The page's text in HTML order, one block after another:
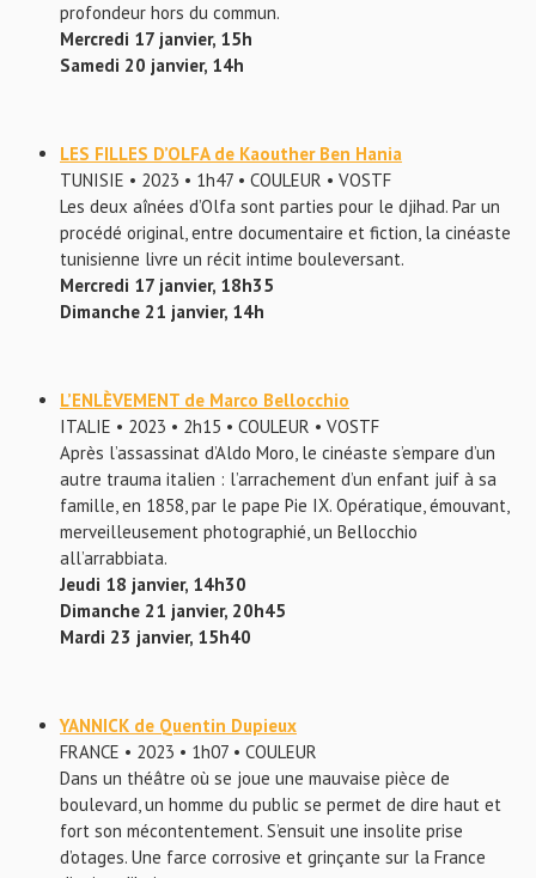
profondeur hors du commun.
Mercredi 17 janvier, 15h
Samedi 20 janvier, 14h
LES FILLES D’OLFA de Kaouther Ben Hania
TUNISIE • 2023 • 1h47 • COULEUR • VOSTF
Les deux aînées d’Olfa sont parties pour le djihad. Par un
procédé original, entre documentaire et fiction, la cinéaste
tunisienne livre un récit intime bouleversant.
Mercredi 17 janvier, 18h35
Dimanche 21 janvier, 14h
L’ENLÈVEMENT de Marco Bellocchio
ITALIE • 2023 • 2h15 • COULEUR • VOSTF
Après l’assassinat d’Aldo Moro, le cinéaste s’empare d’un
autre trauma italien : l’arrachement d’un enfant juif à sa
famille, en 1858, par le pape Pie IX. Opératique, émouvant,
merveilleusement photographié, un Bellocchio
all’arrabbiata.
Jeudi 18 janvier, 14h30
Dimanche 21 janvier, 20h45
Mardi 23 janvier, 15h40
YANNICK de Quentin Dupieux
FRANCE • 2023 • 1h07 • COULEUR
Dans un théâtre où se joue une mauvaise pièce de
boulevard, un homme du public se permet de dire haut et
fort son mécontentement. S’ensuit une insolite prise
d’otages. Une farce corrosive et grinçante sur la France